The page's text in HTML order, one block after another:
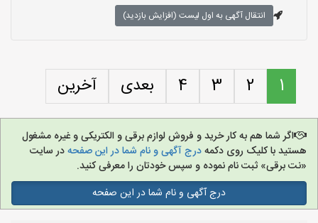
انتقال آگهی به اول لیست (افزایش بازدید)
1
2
3
4 بعدی آخرین
اگر شما هم به کار خرید و فروش لوازم برقی و الکتریکی و غیره مشغول
هستید با کلیک روی دکمهدرج آگهی و نام شما در این صفحهدر سایت
«نت برقی» ثبت نام نموده و سپس خودتان را معرفی کنید.
درج آگهی و نام شما در این صفحه